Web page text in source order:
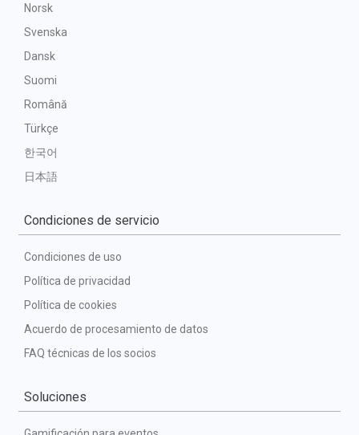
Norsk
Svenska
Dansk
Suomi
Română
Türkçe
한국어
日本語
Condiciones de servicio
Condiciones de uso
Política de privacidad
Política de cookies
Acuerdo de procesamiento de datos
FAQ técnicas de los socios
Soluciones